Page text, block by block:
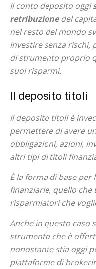
Il conto deposito oggi
retribuzionedel
nel resto del mondo
investire senza rischi,
di strumento proprio
suoi risparmi.
Il deposito titoli
Il deposito titoli è
permettere di avere un
obbligazioni, azioni,
altri tipi di titoli
È la forma di base per
finanziarie, quello che
risparmiatori che
Anche in questo caso
strumento che è
nonostante stia oggi
piattaforme di